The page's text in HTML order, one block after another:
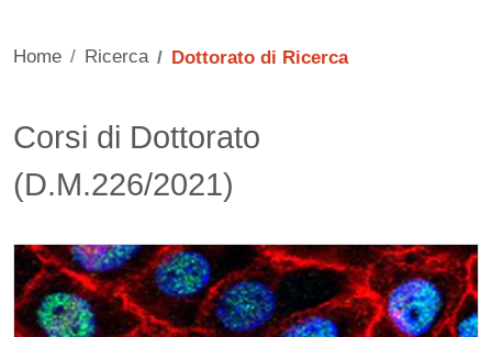
Home Ricerca Dottorato di Ricerca
Contenuto
Titolo card wrapper
Corsi di Dottorato
(D.M.226/2021)
Cards
Immagine